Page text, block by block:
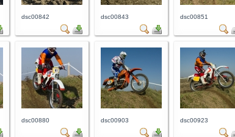
dsc00842 dsc00843 dsc00851
dsc00880 dsc00903 dsc00923